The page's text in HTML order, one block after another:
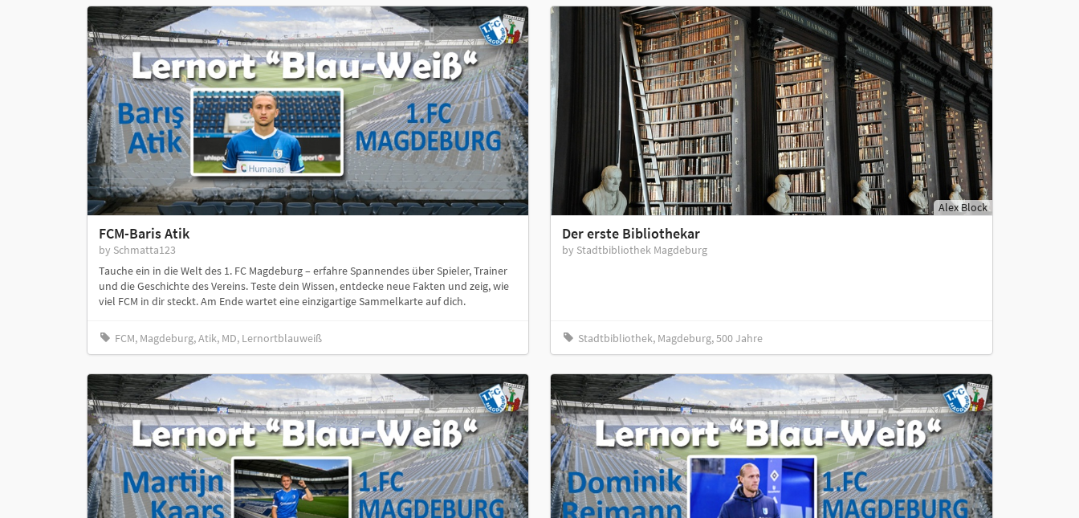
FCM-Baris Atik
by Schmatta123
Tauche ein in die Welt des 1. FC Magdeburg – erfahre Spannendes über Spieler, Trainer
und die Geschichte des Vereins. Teste dein Wissen, entdecke neue Fakten und zeig, wie
viel FCM in dir steckt. Am Ende wartet eine einzigartige Sammelkarte auf dich.
FCM, Magdeburg, Atik, MD, Lernortblauweiß
Alex Block
Der erste Bibliothekar
by Stadtbibliothek Magdeburg
Stadtbibliothek, Magdeburg, 500 Jahre